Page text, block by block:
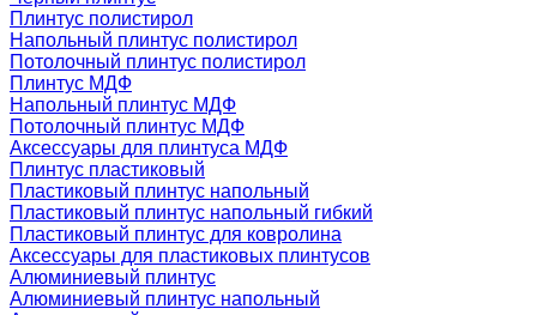
Плинтус полистирол
Напольный плинтус полистирол
Потолочный плинтус полистирол
Плинтус МДФ
Напольный плинтус МДФ
Потолочный плинтус МДФ
Аксессуары для плинтуса МДФ
Плинтус пластиковый
Пластиковый плинтус напольный
Пластиковый плинтус напольный гибкий
Пластиковый плинтус для ковролина
Аксессуары для пластиковых плинтусов
Алюминиевый плинтус
Алюминиевый плинтус напольный